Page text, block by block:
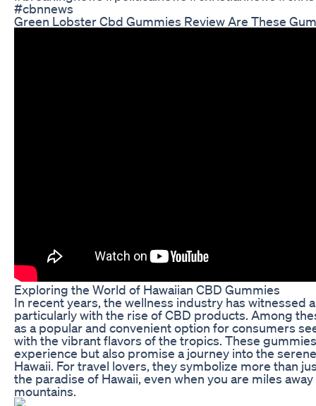
#cbnnews
Green Lobster Cbd Gummies Review Are These
Exploring the World of Hawaiian CBD Gummies
In recent years, the wellness industry has witnessed
particularly with the rise of CBD products. Among
as a popular and convenient option for consumers
with the vibrant flavors of the tropics. These
experience but also promise a journey into the
Hawaii. For travel lovers, they symbolize more than
the paradise of Hawaii, even when you are miles
mountains.